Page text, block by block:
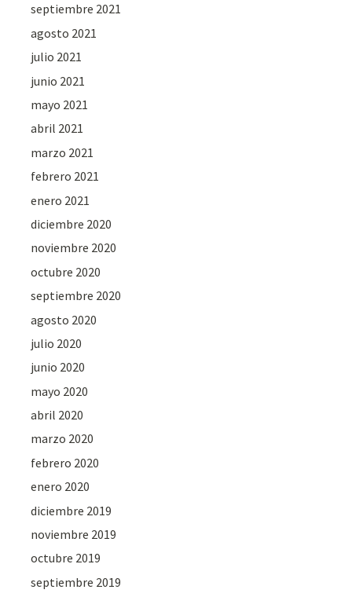
septiembre 2021
agosto 2021
julio 2021
junio 2021
mayo 2021
abril 2021
marzo 2021
febrero 2021
enero 2021
diciembre 2020
noviembre 2020
octubre 2020
septiembre 2020
agosto 2020
julio 2020
junio 2020
mayo 2020
abril 2020
marzo 2020
febrero 2020
enero 2020
diciembre 2019
noviembre 2019
octubre 2019
septiembre 2019